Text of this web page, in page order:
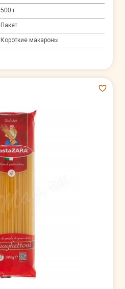
500 г
Пакет
Короткие макароны